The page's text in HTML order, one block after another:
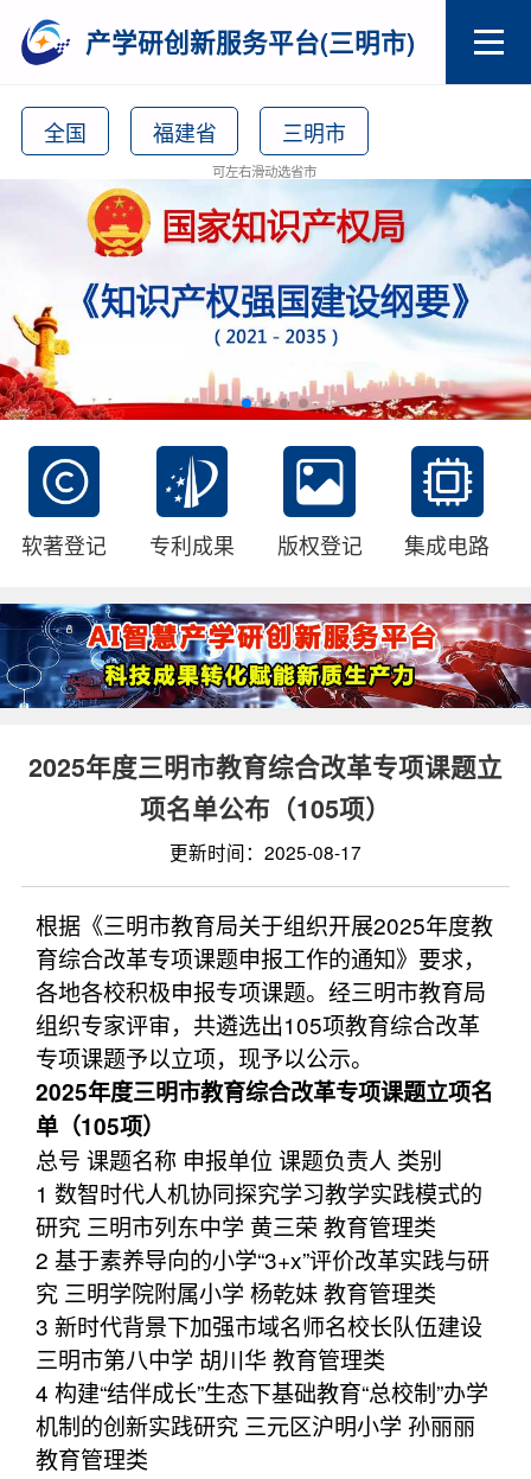
产学研创新服务平台(三明市)
全国 福建省 三明市
可左右滑动选省市
软著登记 专利成果 版权登记 集成电路
2025年度三明市教育综合改革专项课题立
项名单公布（105项）
更新时间：2025-08-17
根据《三明市教育局关于组织开展2025年度教
育综合改革专项课题申报工作的通知》要求，
各地各校积极申报专项课题。经三明市教育局
组织专家评审，共遴选出105项教育综合改革
专项课题予以立项，现予以公示。
2025年度三明市教育综合改革专项课题立项名
单（105项）
总号 课题名称 申报单位 课题负责人 类别
1 数智时代人机协同探究学习教学实践模式的
研究 三明市列东中学 黄三荣 教育管理类
2 基于素养导向的小学“3+x”评价改革实践与研
究 三明学院附属小学 杨乾妹 教育管理类
3 新时代背景下加强市域名师名校长队伍建设
三明市第八中学 胡川华 教育管理类
4 构建“结伴成长”生态下基础教育“总校制”办学
机制的创新实践研究 三元区沪明小学 孙丽丽
教育管理类